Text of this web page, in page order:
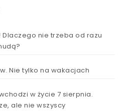
Dlaczego nie trzeba od razu
Nie tylko na wakacjach
w życie 7 sierpnia.
ale nie wszyscy